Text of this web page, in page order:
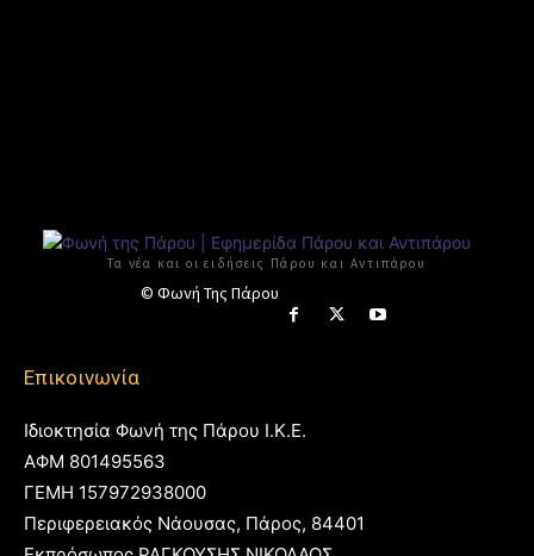
Τα νέα και οι ειδήσεις Πάρου και Αντιπάρου
© Φωνή Της Πάρου
Επικοινωνία
Ιδιοκτησία Φωνή της Πάρου Ι.Κ.Ε.
ΑΦΜ 801495563
ΓΕΜΗ 157972938000
Περιφερειακός Νάουσας, Πάρος, 84401